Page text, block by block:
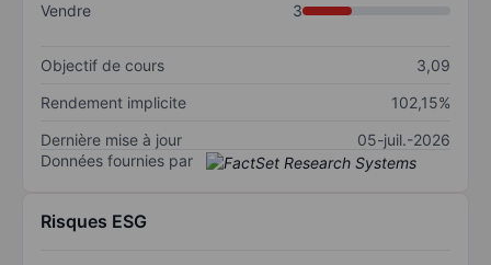
Vendre
3
Objectif de cours
3,09
Rendement implicite
102,15%
Dernière mise à jour
05-juil.-2026
Données fournies par
Risques ESG